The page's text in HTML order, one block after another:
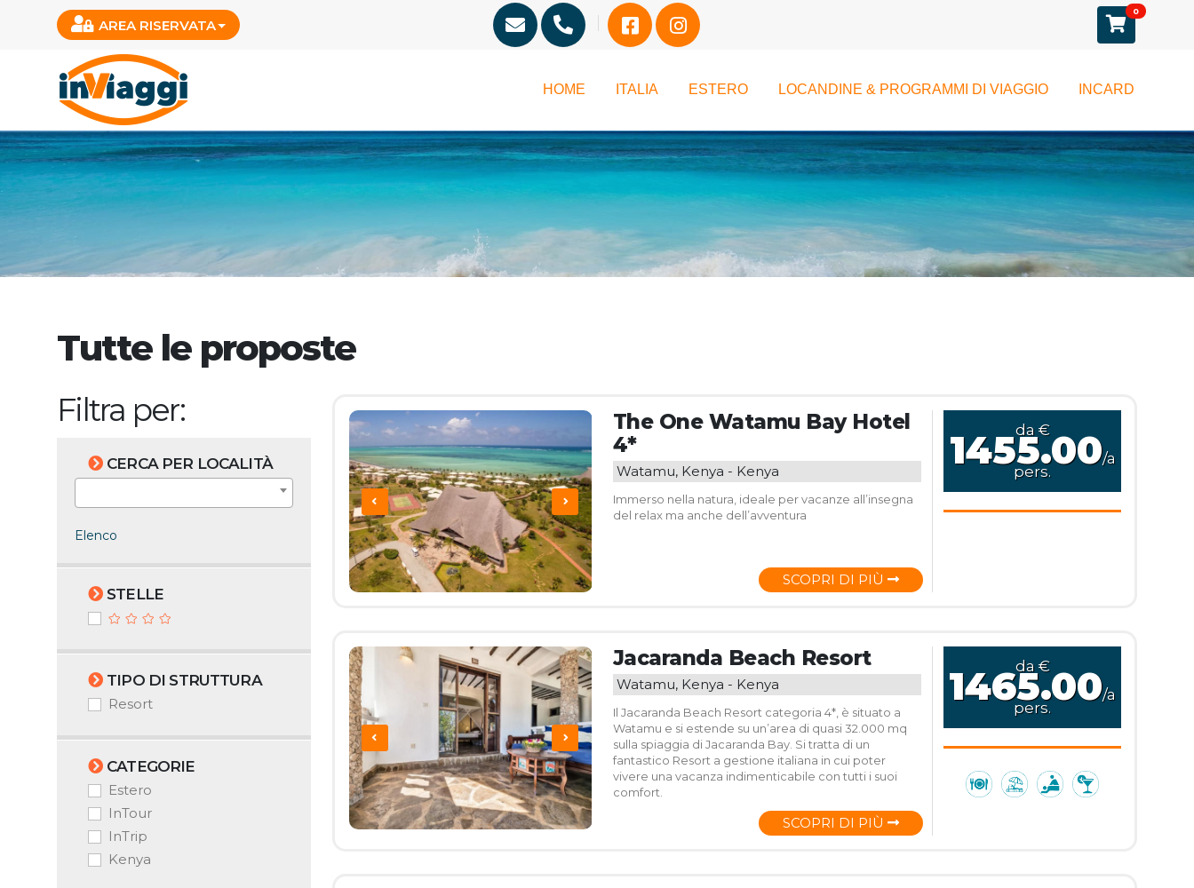
AREA RISERVATA
0
HOME ITALIA ESTERO LOCANDINE & PROGRAMMI DI VIAGGIO INCARD
Tutte le proposte
Filtra per:
CERCA PER LOCALITÀ
Elenco
STELLE
TIPO DI STRUTTURA
Resort
CATEGORIE
Estero
InTour
InTrip
Kenya
The One Watamu Bay Hotel
4*
Watamu, Kenya - Kenya
Immerso nella natura, ideale per vacanze all’insegna
del relax ma anche dell’avventura
SCOPRI DI PIÙ
da €
1455.00/a
pers.
Jacaranda Beach Resort
Watamu, Kenya - Kenya
Il Jacaranda Beach Resort categoria 4*, è situato a
Watamu e si estende su un’area di quasi 32.000 mq
sulla spiaggia di Jacaranda Bay. Si tratta di un
fantastico Resort a gestione italiana in cui poter
vivere una vacanza indimenticabile con tutti i suoi
comfort.
SCOPRI DI PIÙ
da €
1465.00/a
pers.